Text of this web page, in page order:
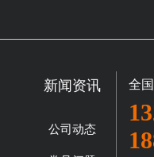
新闻资讯
公司动态
全